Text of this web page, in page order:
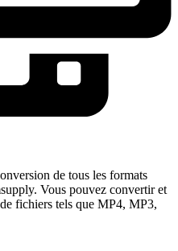
de tous les formats
Vous pouvez convertir et
fichiers tels que MP4, MP3,